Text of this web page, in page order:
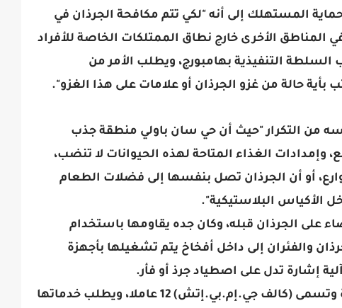
المستهلك إلى أنه "لكي تتم مكافحة الجرذان في
المناطق الأخرى خارج نطاق الممتلكات الخاصة للأفراد
السلطة التنفيذية بهامبورج، ويطلب الأمر من
بأية حالة من غزو الجرذان أو علامات على هذا الغزو".
من التكرار "حيث أن حي سان باولي منطقة جذب
وإمدادات الغذاء المتاحة لهذه الحيوانات لا تنضب،
أو أن الجرذان تصل بنفسها إلى فضلات الطعام
الأكياس البلاستيكية".
على الجرذان قبله، وكان جده يقاومها باستخدام
والفئران إلى داخل أفخاخ يتم تشغيلها بأجهزة
إشارة تدل على اصطياد جرذ أو فأر.
ويعمل بالشركة التي تمتلكها الأسرة وتسمى (كالف جي.إم.بي.إتش) 12 عاملا، ويطلب خدماتها